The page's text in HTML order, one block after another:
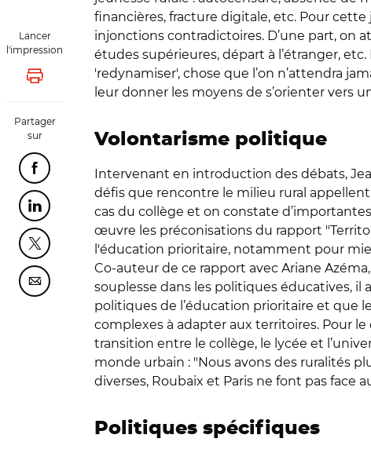
Lancer
l'impression
Lancer l'impression
Partager
sur
Partager cette page sur Facebook
Partager cette page sur Linkedin
Partager cette page sur Twitter
Partager cette page sur Courriel
financières, fracture digitale, etc. Pour
injonctions contradictoires. D’une part, on
études supérieures, départ à l’étranger,
'redynamiser', chose que l’on n’attendra
leur donner les moyens de s’orienter vers
Volontarisme politique
Intervenant en introduction des débats,
défis que rencontre le milieu rural appellent
cas du collège et on constate
œuvre les préconisations du rapport
l'éducation prioritaire, notamment pour
Co-auteur de ce rapport avec Ariane
souplesse dans les politiques éducatives,
politiques de l’éducation prioritaire et que
complexes à adapter aux territoires. Pour
transition entre le collège, le lycée et
monde urbain : "Nous avons des ruralités
diverses, Roubaix et Paris ne font pas face
Politiques spécifiques